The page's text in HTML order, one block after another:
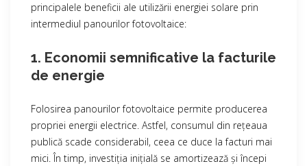
principalele beneficii ale utilizării energiei solare prin
intermediul panourilor fotovoltaice:
1. Economii semnificative la facturile
de energie
Folosirea panourilor fotovoltaice permite producerea
propriei energii electrice. Astfel, consumul din rețeaua
publică scade considerabil, ceea ce duce la facturi mai
mici. În timp, investiția inițială se amortizează și începi